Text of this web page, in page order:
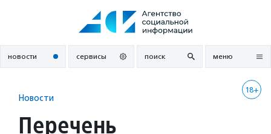
новости сервисы поиск меню
18+
Новости
Перечень